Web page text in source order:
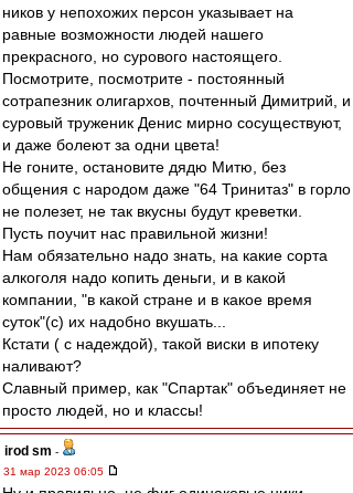
ников у непохожих персон указывает на
равные возможности людей нашего
прекрасного, но сурового настоящего.
Посмотрите, посмотрите - постоянный
сотрапезник олигархов, почтенный Димитрий, и
суровый труженик Денис мирно сосуществуют,
и даже болеют за одни цвета!
Не гоните, остановите дядю Митю, без
общения с народом даже "64 Тринитаз" в горло
не полезет, не так вкусны будут креветки.
Пусть поучит нас правильной жизни!
Нам обязательно надо знать, на какие сорта
алкоголя надо копить деньги, и в какой
компании, "в какой стране и в какое время
суток"(с) их надобно вкушать...
Кстати ( с надеждой), такой виски в ипотеку
наливают?
Славный пример, как "Спартак" объединяет не
просто людей, но и классы!
irod sm -
31 мар 2023 06:05